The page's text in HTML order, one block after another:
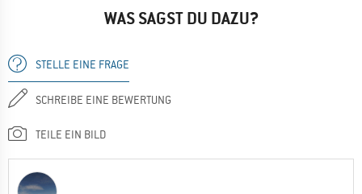
WAS SAGST DU DAZU?
STELLE EINE FRAGE
SCHREIBE EINE BEWERTUNG
TEILE EIN BILD